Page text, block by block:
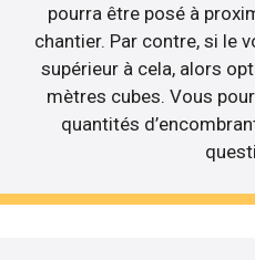
pourra être posé à
chantier. Par contre, si le
supérieur à cela, alors
mètres cubes. Vous
quantités